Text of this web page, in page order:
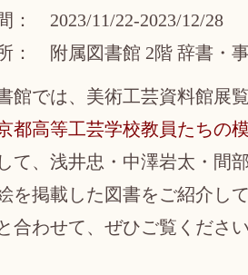
： 2023/11/22-2023/12/28
： 附属図書館 2階 辞書・
館では、美術工芸資料館展
都高等工芸学校教員たちの
て、浅井忠・中澤岩太・間
を掲載した図書をご紹介し
合わせて、ぜひご覧くださ